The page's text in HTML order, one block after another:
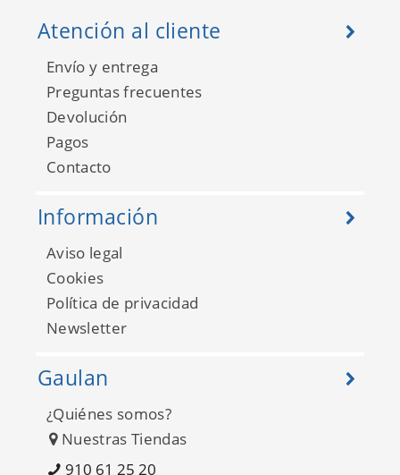
Atención al cliente
Envío y entrega
Preguntas frecuentes
Devolución
Pagos
Contacto
Información
Aviso legal
Cookies
Política de privacidad
Newsletter
Gaulan
¿Quiénes somos?
Nuestras Tiendas
910 61 25 20